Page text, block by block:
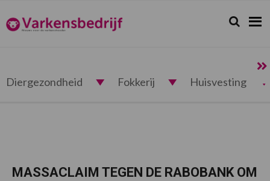
de
hoofdnavigatie
de
hoofd
de
eerste
de
voettekst
Varkensbedrijf.nl Zoeken...
Zoek
Diergezondheid Fokkerij Huisvesting
MASSACLAIM TEGEN DE RABOBANK OM